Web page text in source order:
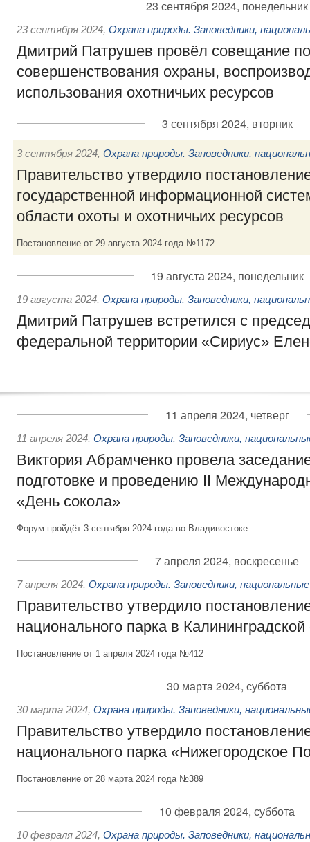
23 сентября 2024, понедельник
23 сентября 2024, Охрана природы. Заповедники,
Дмитрий Патрушев провёл совещание
совершенствования охраны,
использования охотничьих ресурсов
3 сентября 2024, вторник
3 сентября 2024, Охрана природы. Заповедники,
Правительство утвердило
государственной информационной
области охоты и охотничьих ресурсов
Постановление от 29 августа 2024 года №1172
19 августа 2024, понедельник
19 августа 2024, Охрана природы. Заповедники,
Дмитрий Патрушев встретился с
федеральной территории «Сириус»
11 апреля 2024, четверг
11 апреля 2024, Охрана природы. Заповедники,
Виктория Абрамченко провела
подготовке и проведению II
«День сокола»
Форум пройдёт 3 сентября 2024 года во Владивостоке.
7 апреля 2024, воскресенье
7 апреля 2024, Охрана природы. Заповедники,
Правительство утвердило
национального парка в Калининградской
Постановление от 1 апреля 2024 года №412
30 марта 2024, суббота
30 марта 2024, Охрана природы. Заповедники,
Правительство утвердило
национального парка «Нижегородское
Постановление от 28 марта 2024 года №389
10 февраля 2024, суббота
10 февраля 2024, Охрана природы. Заповедники,